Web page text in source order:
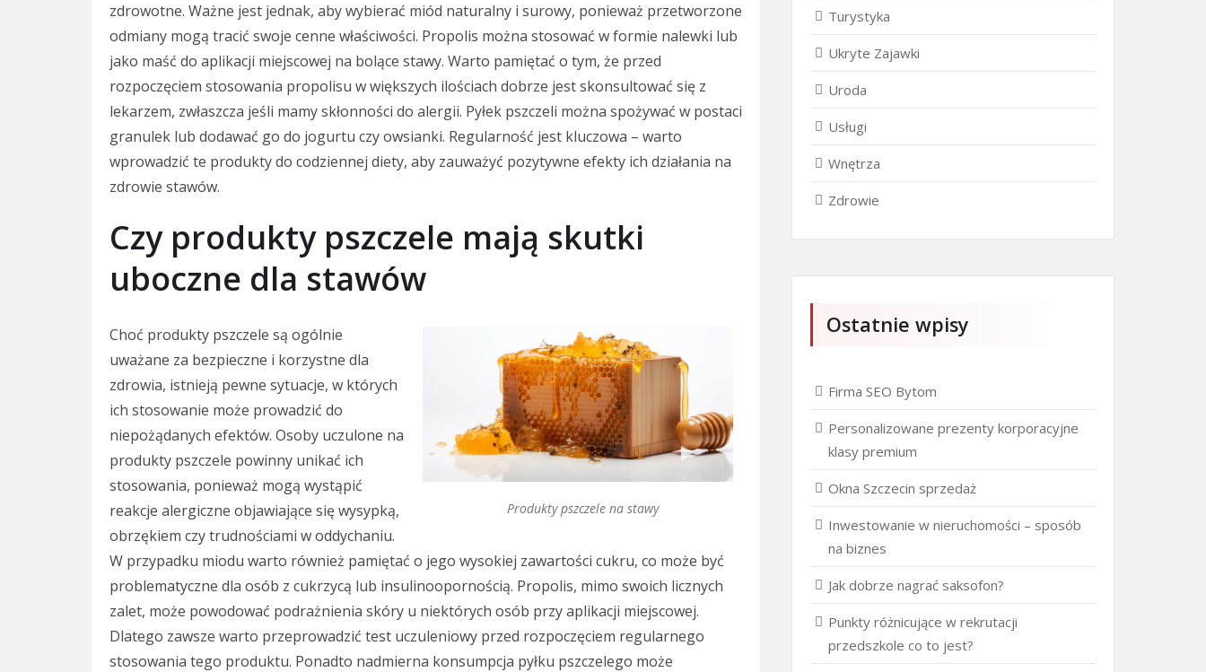
zdrowotne. Ważne jest jednak, aby wybierać miód naturalny i surowy, ponieważ przetworzone
odmiany mogą tracić swoje cenne właściwości. Propolis można stosować w formie nalewki lub
jako maść do aplikacji miejscowej na bolące stawy. Warto pamiętać o tym, że przed
rozpoczęciem stosowania propolisu w większych ilościach dobrze jest skonsultować się z
lekarzem, zwłaszcza jeśli mamy skłonności do alergii. Pyłek pszczeli można spożywać w postaci
granulek lub dodawać go do jogurtu czy owsianki. Regularność jest kluczowa – warto
wprowadzić te produkty do codziennej diety, aby zauważyć pozytywne efekty ich działania na
zdrowie stawów.
Czy produkty pszczele mają skutki
uboczne dla stawów
Produkty pszczele na stawy
Choć produkty pszczele są ogólnie
uważane za bezpieczne i korzystne dla
zdrowia, istnieją pewne sytuacje, w których
ich stosowanie może prowadzić do
niepożądanych efektów. Osoby uczulone na
produkty pszczele powinny unikać ich
stosowania, ponieważ mogą wystąpić
reakcje alergiczne objawiające się wysypką,
obrzękiem czy trudnościami w oddychaniu.
W przypadku miodu warto również pamiętać o jego wysokiej zawartości cukru, co może być
problematyczne dla osób z cukrzycą lub insulinoopornością. Propolis, mimo swoich licznych
zalet, może powodować podrażnienia skóry u niektórych osób przy aplikacji miejscowej.
Dlatego zawsze warto przeprowadzić test uczuleniowy przed rozpoczęciem regularnego
stosowania tego produktu. Ponadto nadmierna konsumpcja pyłku pszczelego może
Turystyka
Ukryte Zajawki
Uroda
Usługi
Wnętrza
Zdrowie
Ostatnie wpisy
Firma SEO Bytom
Personalizowane prezenty korporacyjne
klasy premium
Okna Szczecin sprzedaż
Inwestowanie w nieruchomości – sposób
na biznes
Jak dobrze nagrać saksofon?
Punkty różnicujące w rekrutacji
przedszkole co to jest?